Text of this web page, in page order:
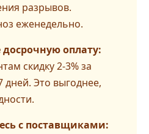
разрывов.
еженедельно.
оплату:
скидку 2-3% за
дней. Это выгоднее,
с поставщиками: